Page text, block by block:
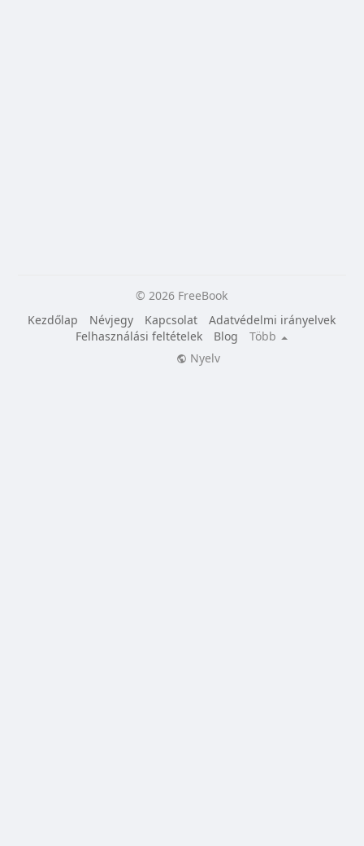
© 2026 FreeBook
Kezdőlap
Névjegy Kapcsolat
Adatvédelmi irányelvek
Felhasználási feltételek
Blog
Több
Nyelv